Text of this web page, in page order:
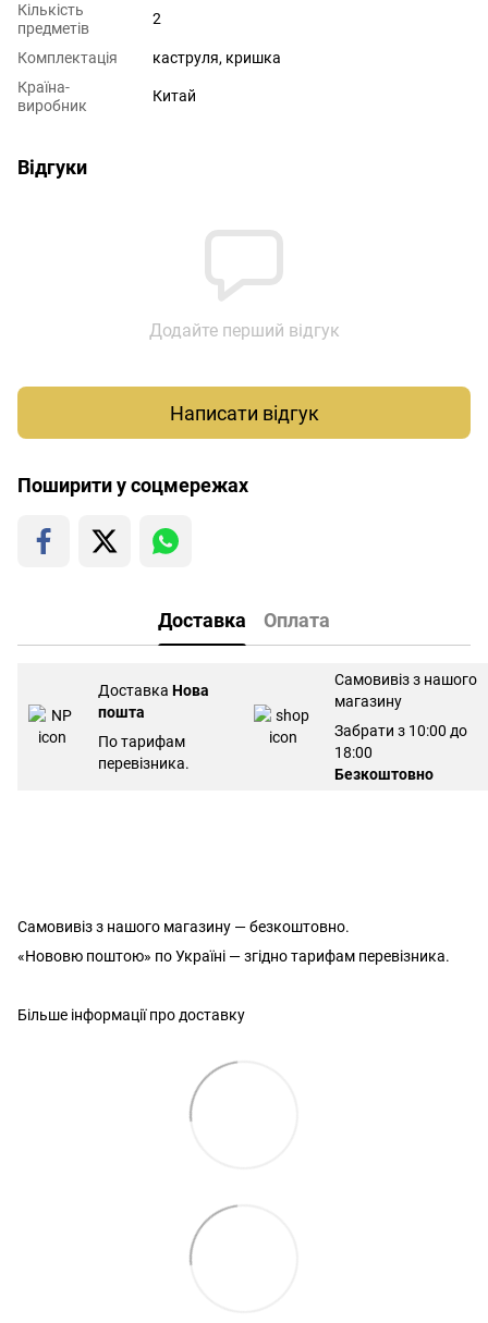
Кількість
предметів
2
Комплектація
каструля, кришка
Країна-
виробник
Китай
Відгуки
Додайте перший відгук
Написати відгук
Поширити у соцмережах
Доставка Оплата
Доставка Нова
пошта
По тарифам
перевізника.
Самовивіз з нашого
магазину
Забрати з 10:00 до
18:00
Безкоштовно
Самовивіз з нашого магазину — безкоштовно.
«Нововю поштою» по Україні — згідно тарифам перевізника.
Більше інформації про доставку